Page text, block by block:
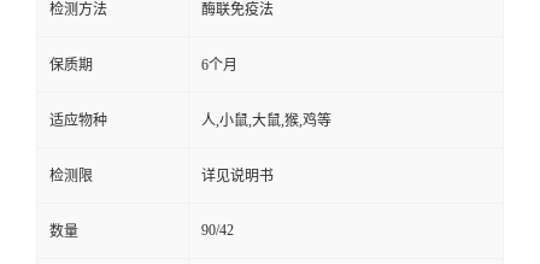
检测方法 酶联免疫法
保质期 6个月
适应物种 人,小鼠,大鼠,猴,鸡等
检测限 详见说明书
数量 90/42